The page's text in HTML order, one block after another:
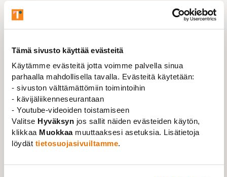
Tämä sivusto käyttää evästeitä
Käytämme evästeitä jotta voimme palvella sinua
parhaalla mahdollisella tavalla. Evästeitä käytetään:
- sivuston välttämättömiin toimintoihin
- kävijäliikenneseurantaan
- Youtube-videoiden toistamiseen
Valitse Hyväksyn jos sallit näiden evästeiden käytön,
klikkaa Muokkaamuuttaaksesi asetuksia. Lisätietoja
löydät tietosuojasivuiltamme.
viihtymään pidempään. Aamupala on tarjolla koko
tilaisuuden ajan. Lämpimästi tervetuloa!
Helsingin Ekonomien riveistä spinnanneen
vappuisen laulutervehdyksensä AKYn
aamupuurotilaisuuteen.
Tapahtuma on tarkoitettu AKYn jäsenliittojen yrittäjille
ja yrittäjyydestä kiinnostuneille, ja se on maksuton.
ILMOITTAUDU TAPAHTUMAAN TÄÄLLÄ